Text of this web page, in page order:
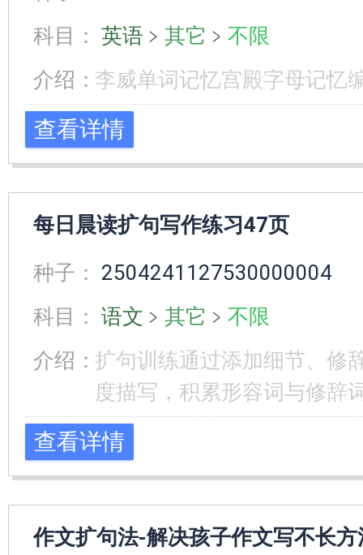
科目： 英语 ﹥ 其它 ﹥ 不限
介绍：李威单词记忆宫殿字母记忆
查看详情
每日晨读扩句写作练习47页
种子： 2504241127530000004
科目： 语文 ﹥ 其它 ﹥ 不限
介绍：扩句训练通过添加细节、修
度描写，积累形容词与修辞
查看详情
作文扩句法-解决孩子作文写不长